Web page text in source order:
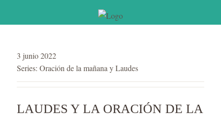
3 junio 2022
Series: Oración de la mañana y Laudes
LAUDES Y LA ORACIÓN DE LA